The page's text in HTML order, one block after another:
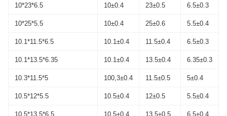
10*23*6.5 10±0.4 23±0.5 6.5±0.3
10*25*5.5 10±0.4 25±0.6 5.5±0.4
10.1*11.5*6.5 10.1±0.4 11.5±0.4 6.5±0.3
10.1*13.5*6.35 10.1±0.4 13.5±0.4 6.35±0.3
10.3*11.5*5 100,3±0.4 11.5±0.5 5±0.4
10.5*12*5.5 10.5±0.4 12±0.5 5.5±0.4
10.5*13.5*6.5 10.5±0.4 13.5±0.5 6.5±0.4